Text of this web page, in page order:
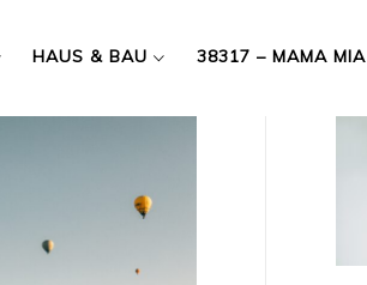
HAUS & BAU 38317 – MAMA MIA